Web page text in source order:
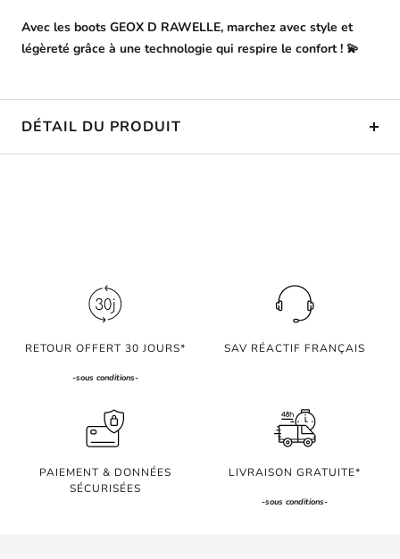
Avec les boots GEOX D RAWELLE, marchez avec style et
légèreté grâce à une technologie qui respire le confort ! 💫
DÉTAIL DU PRODUIT
RETOUR OFFERT 30 JOURS*
-sous conditions-
SAV RÉACTIF FRANÇAIS
PAIEMENT & DONNÉES
SÉCURISÉES
LIVRAISON GRATUITE*
-sous conditions-